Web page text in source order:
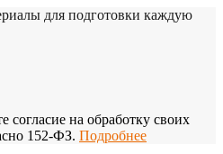
для подготовки каждую
согласие на обработку своих
152-ФЗ. Подробнее